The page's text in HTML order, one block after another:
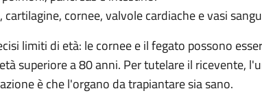
cornee, valvole cardiache e vasi
limiti di età: le cornee e il fegato possono
superiore a 80 anni. Per tutelare il ricevente,
è che l'organo da trapiantare sia sano.